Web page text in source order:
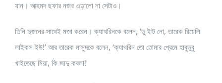
যান। আহমদ ছফার নজর এড়ালো না সেটাও।
তিনি দুজনের সাথেই মজা করেন। ক্যাথরিনকে বলেন, ‘ডু ইউ নো, তারেক রিয়েলি
লাইকস ইউ!’ আর তারেক মাসুদকে বলেন, ‘ক্যাথরিন তো তোমার প্রেমে হাবুডুবু
খাইতেছে মিয়া, কি জাদু করলা!’